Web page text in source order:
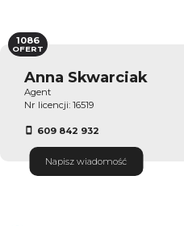
Anna Skwarciak
Agent
Nr licencji: 16519
609 842 932
Napisz wiadomość
1086
OFERT